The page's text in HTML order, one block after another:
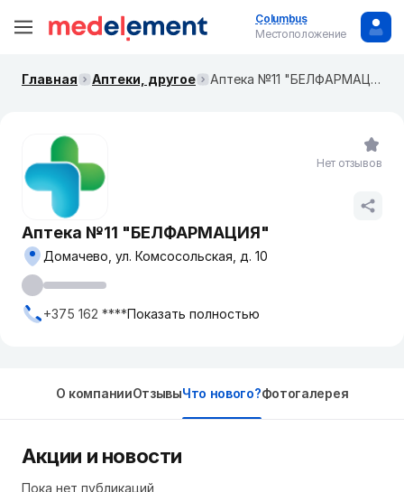
Columbus
Местоположение
Главная Аптеки, другое Аптека №11 "БЕЛФАРМАЦИЯ"
Аптека №11 "БЕЛФАРМАЦИЯ"
Домачево, ул. Комсосольская, д. 10
+375 162 ****Показать полностью
Нет отзывов
О компанииОтзывыЧто нового?Фотогалерея
Акции и новости
Пока нет публикаций